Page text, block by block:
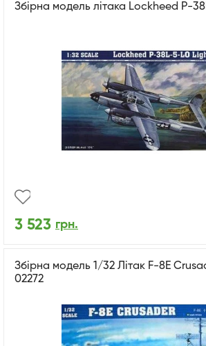
Збірна модель літака Lockheed P-
3 523 грн.
Збірна модель 1/32 Літак F-8E
02272